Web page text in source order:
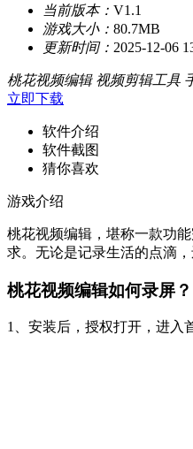
当前版本： V1.1
游戏大小： 80.7MB
更新时间： 2025-12-06
桃花视频编辑 视频剪辑工具
立即下载
软件介绍
软件截图
猜你喜欢
游戏介绍
桃花视频编辑，堪称一款功
求。无论是记录生活的点滴
桃花视频编辑如何录屏？
1、安装后，授权打开，进入